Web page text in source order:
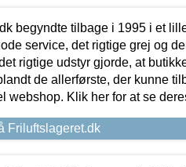
begyndte tilbage i 1995 i et
service, det rigtige grej og
rigtige udstyr gjorde, at
de allerførste, der kunne
webshop. Klik her for at se
Friluftslageret.dk